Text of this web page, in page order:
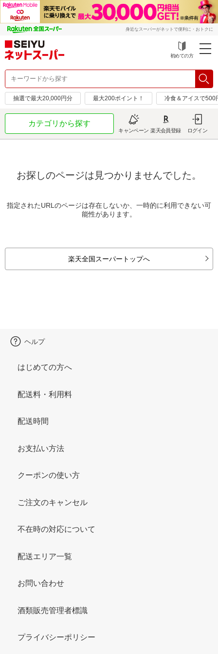
身近なスーパーがネットで便利に・おトクに
初めての方
抽選で最大20,000円分 最大200ポイント！ 冷食＆アイスで500
カテゴリから探す
キャンペーン 楽天会員登録 ログイン
お探しのページは見つかりませんでした。
指定されたURLのページは存在しないか、一時的に利用できない可
能性があります。
楽天全国スーパートップへ
ヘルプ
はじめての方へ
配送料・利用料
配送時間
お支払い方法
クーポンの使い方
ご注文のキャンセル
不在時の対応について
配送エリア一覧
お問い合わせ
酒類販売管理者標識
プライバシーポリシー